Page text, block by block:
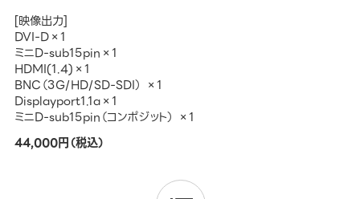
[映像出力]
DVI-D×1
ミニD-sub15pin×1
HDMI(1.4)×1
BNC（3G/HD/SD-SDI） ×1
Displayport1.1a×1
ミニD-sub15pin（コンポジット） ×1
44,000円（税込）